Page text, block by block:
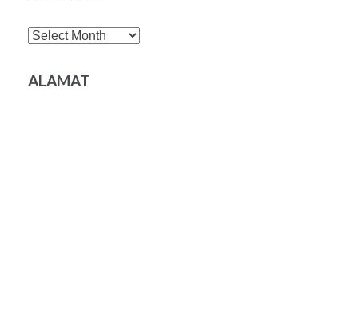
Archives
ALAMAT